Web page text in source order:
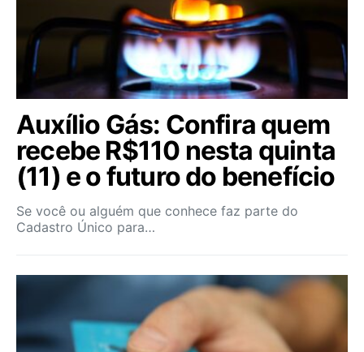
Auxílio Gás: Confira quem
recebe R$110 nesta quinta
(11) e o futuro do benefício
Se você ou alguém que conhece faz parte do
Cadastro Único para…